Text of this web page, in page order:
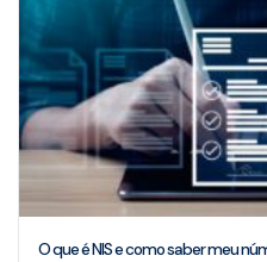
O que é NIS e como saber meu